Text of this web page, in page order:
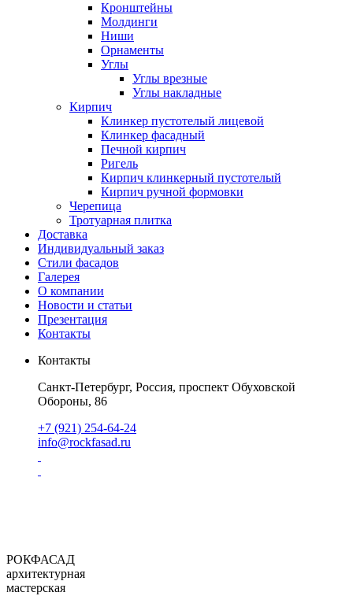
Кронштейны
Молдинги
Ниши
Орнаменты
Углы
Углы врезные
Углы накладные
Кирпич
Клинкер пустотелый лицевой
Клинкер фасадный
Печной кирпич
Ригель
Кирпич клинкерный пустотелый
Кирпич ручной формовки
Черепица
Тротуарная плитка
Доставка
Индивидуальный заказ
Стили фасадов
Галерея
О компании
Новости и статьи
Презентация
Контакты
Контакты
Санкт-Петербург, Россия, проспект Обуховской
Обороны, 86
+7 (921) 254-64-24
info@rockfasad.ru
РОКФАСАД
архитектурная
мастерская